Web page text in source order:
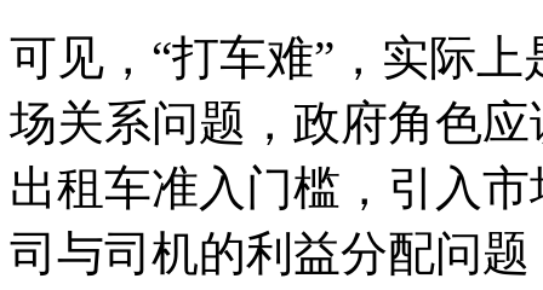
可见，“打车难”，实际
场关系问题，政府角色
出租车准入门槛，引入
司与司机的利益分配问